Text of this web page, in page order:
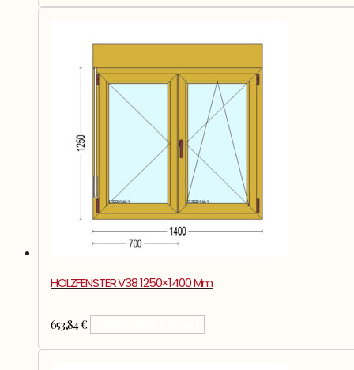
HOLZFENSTER V38 1250×1400 Mm
653,84€